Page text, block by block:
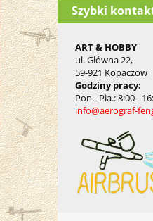
Szybki
ART & HOBBY
ul. Główna 22,
59-921 Kopaczow
Godziny pracy:
Pon.- Pia.: 8:00 -
info@aerograf-